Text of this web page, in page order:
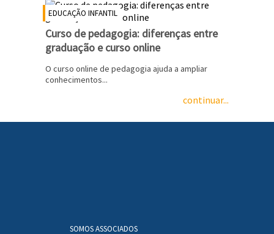
EDUCAÇÃO INFANTIL
Curso de pedagogia: diferenças entre
graduação e curso online
O curso online de pedagogia ajuda a ampliar
conhecimentos...
continuar...
SOMOS ASSOCIADOS